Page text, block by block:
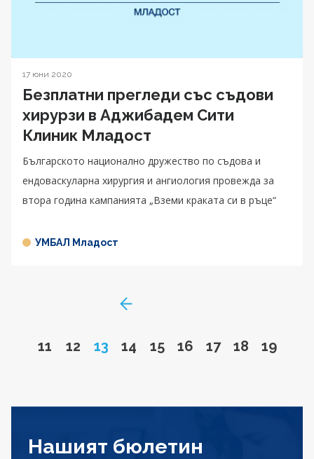
17 юни 2020
Безплатни прегледи със съдови
хирурзи в Аджибадем Сити
Клиник Младост
Българското национално дружество по съдова и
ендоваскуларна хирургия и ангиология провежда за
втора година кампанията „Вземи краката си в ръце“
УМБАЛ Младост
Go to page
11 Go to page
12 Page
13 Go to page
14 Go to page
15 Go to page
16 Go to page
17 Go to page
18 Go to
19
Нашият бюлетин